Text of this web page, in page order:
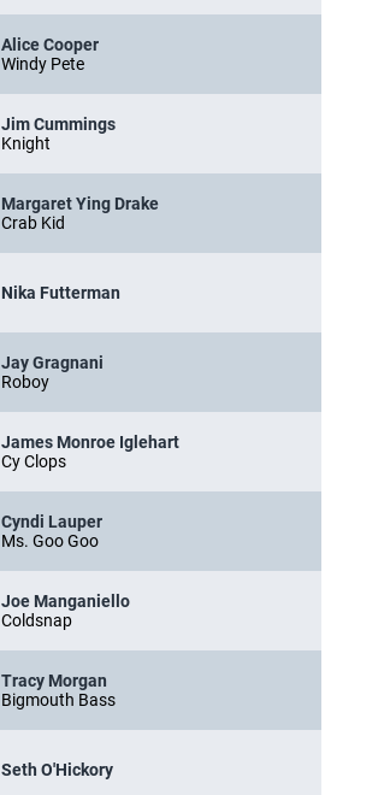
Alice Cooper
Windy Pete
Jim Cummings
Knight
Margaret Ying Drake
Crab Kid
Nika Futterman
Jay Gragnani
Roboy
James Monroe Iglehart
Cy Clops
Cyndi Lauper
Ms. Goo Goo
Joe Manganiello
Coldsnap
Tracy Morgan
Bigmouth Bass
Seth O'Hickory